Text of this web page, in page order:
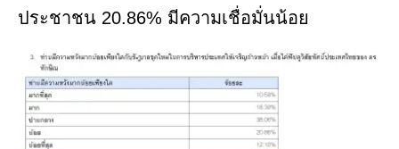
ประชาชน 20.86% มีความเชื่อมั่นน้อย